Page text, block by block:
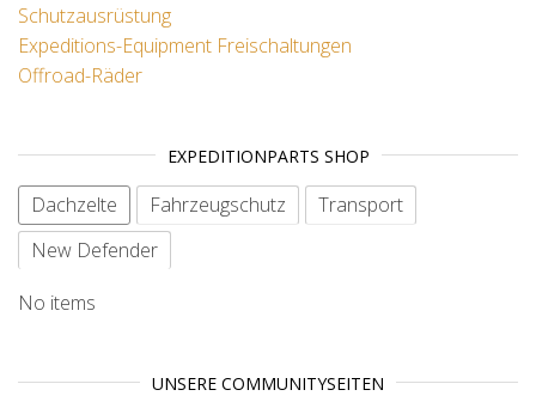
Schutzausrüstung
Expeditions-Equipment Freischaltungen
Offroad-Räder
EXPEDITIONPARTS SHOP
Dachzelte Fahrzeugschutz
Transport
New Defender
No items
UNSERE COMMUNITYSEITEN